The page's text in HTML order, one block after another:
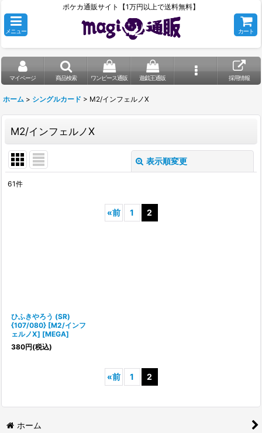
ポケカ通販サイト【1万円以上で送料無料】
メニュー カート
マイページ 商品検索 ワンピース通販 遊戯王通販 採用情報
ホーム > シングルカード > M2/インフェルノX
M2/インフェルノX
表示順変更
61件
«前 1 2
ひふきやろう (SR)
{107/080} [M2/インフ
ェルノX] [MEGA]
380円(税込)
«前 1 2
ホーム